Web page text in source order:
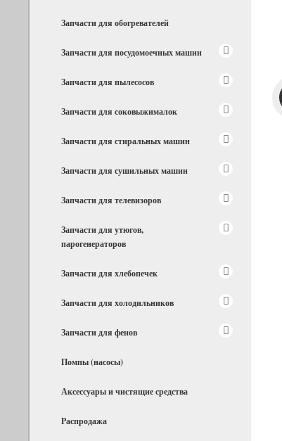
Запчасти для обогревателей
Запчасти для посудомоечных машин
Запчасти для пылесосов
Запчасти для соковыжималок
Запчасти для стиральных машин
Запчасти для сушильных машин
Запчасти для телевизоров
Запчасти для утюгов,
парогенераторов
Запчасти для хлебопечек
Запчасти для холодильников
Запчасти для фенов
Помпы (насосы)
Аксессуары и чистящие средства
Распродажа